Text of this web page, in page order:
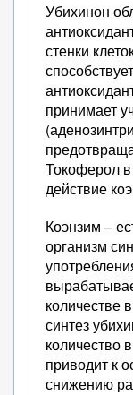
Убихинон
стенки
принимает
Токоферол в
действие
Коэнзим –
организм
количестве
синтез
количество
приводит к
снижению